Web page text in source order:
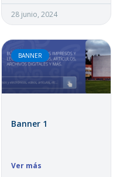
28 junio, 2024
BANNER
Banner 1
Ver más